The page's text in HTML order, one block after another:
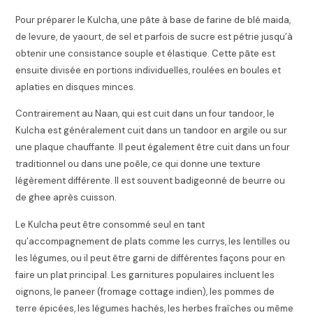
Pour préparer le Kulcha, une pâte à base de farine de blé maida,
de levure, de yaourt, de sel et parfois de sucre est pétrie jusqu’à
obtenir une consistance souple et élastique. Cette pâte est
ensuite divisée en portions individuelles, roulées en boules et
aplaties en disques minces.
Contrairement au Naan, qui est cuit dans un four tandoor, le
Kulcha est généralement cuit dans un tandoor en argile ou sur
une plaque chauffante. Il peut également être cuit dans un four
traditionnel ou dans une poêle, ce qui donne une texture
légèrement différente. Il est souvent badigeonné de beurre ou
de ghee après cuisson.
Le Kulcha peut être consommé seul en tant
qu’accompagnement de plats comme les currys, les lentilles ou
les légumes, ou il peut être garni de différentes façons pour en
faire un plat principal. Les garnitures populaires incluent les
oignons, le paneer (fromage cottage indien), les pommes de
terre épicées, les légumes hachés, les herbes fraîches ou même